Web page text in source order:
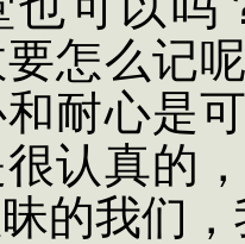
怎么记
耐心是
认真的
的我们